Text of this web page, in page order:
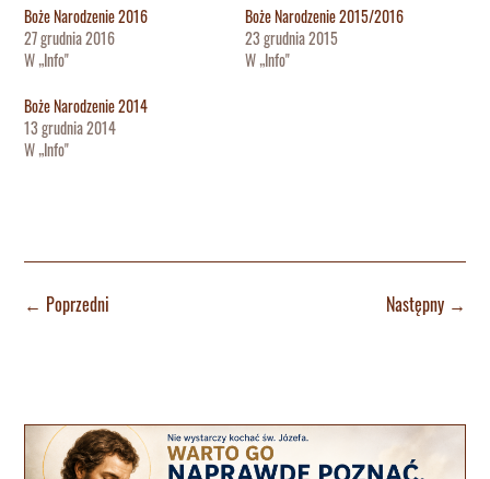
Boże Narodzenie 2016
27 grudnia 2016
W „Info"
Boże Narodzenie 2015/2016
23 grudnia 2015
W „Info"
Boże Narodzenie 2014
13 grudnia 2014
W „Info"
← Poprzedni Następny→